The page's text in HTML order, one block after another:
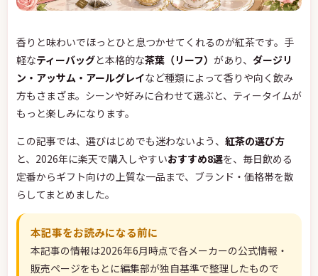
香りと味わいでほっとひと息つかせてくれるのが紅茶です。手
軽なティーバッグと本格的な茶葉（リーフ） があり、 ダージリ
ン・アッサム・アールグレイなど種類によって香りや向く飲み
方もさまざま。シーンや好みに合わせて選ぶと、ティータイムが
もっと楽しみになります。
この記事では、選びはじめでも迷わないよう、 紅茶の選び方
と、2026年に楽天で購入しやすいおすすめ8選を、毎日飲める
定番からギフト向けの上質な一品まで、ブランド・価格帯を散
らしてまとめました。
本記事をお読みになる前に
本記事の情報は2026年6月時点で各メーカーの公式情報・
販売ページをもとに編集部が独自基準で整理したもので